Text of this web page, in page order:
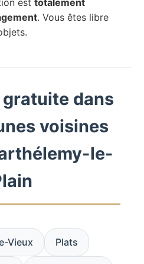
est totalement
. Vous êtes libre
dans
voisines
le-
Vieux Plats